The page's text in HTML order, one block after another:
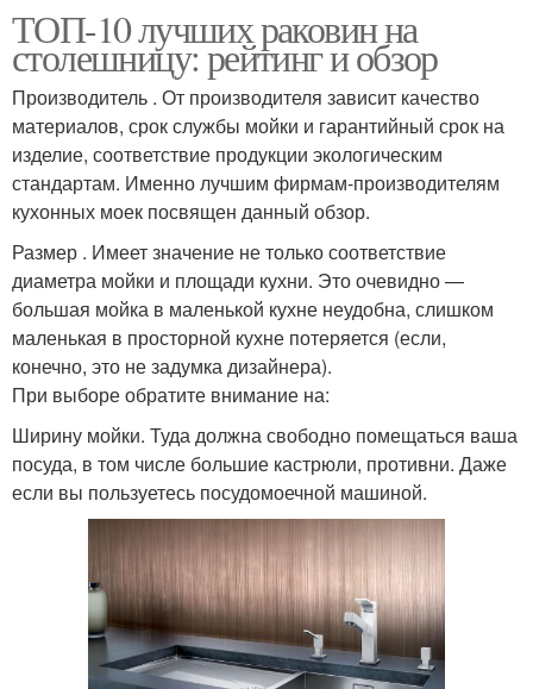
ТОП-10 лучших раковин на
столешницу: рейтинг и обзор
Производитель . От производителя зависит качество
материалов, срок службы мойки и гарантийный срок на
изделие, соответствие продукции экологическим
стандартам. Именно лучшим фирмам-производителям
кухонных моек посвящен данный обзор.
Размер . Имеет значение не только соответствие
диаметра мойки и площади кухни. Это очевидно —
большая мойка в маленькой кухне неудобна, слишком
маленькая в просторной кухне потеряется (если,
конечно, это не задумка дизайнера).
При выборе обратите внимание на:
Ширину мойки. Туда должна свободно помещаться ваша
посуда, в том числе большие кастрюли, противни. Даже
если вы пользуетесь посудомоечной машиной.